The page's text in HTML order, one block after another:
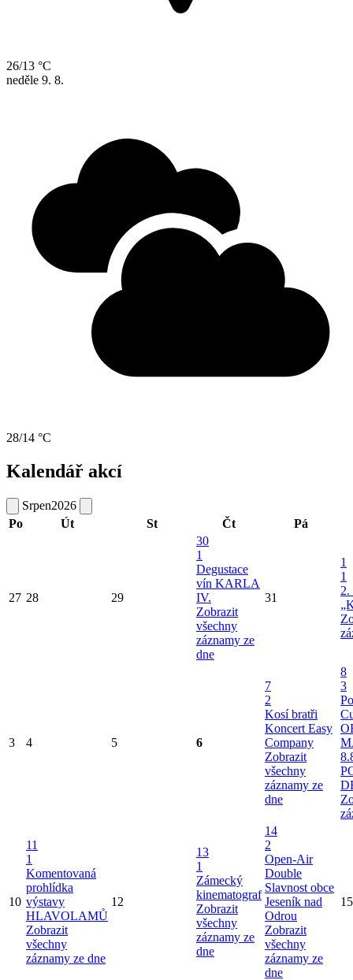
26/13 °C
neděle 9. 8.
28/14 °C
Kalendář akcí
Srpen2026
Po
Út St Čt Pá
27 28 29
30
1
Degustace
vín KARLA
IV.
Zobrazit
všechny
záznamy ze
dne
31
1
1
2.
3 4 5 6
7
2
Kosí bratři
Koncert Easy
Company
Zobrazit
všechny
záznamy ze
dne
8
3
10
11
1
Komentovaná
prohlídka
výstavy
HLAVOLAMŮ
Zobrazit
všechny
záznamy ze dne
12
13
1
Zámecký
kinematograf
Zobrazit
všechny
záznamy ze
dne
14
2
Open-Air
Double
Slavnost obce
Jeseník nad
Odrou
Zobrazit
všechny
záznamy ze
dne
15